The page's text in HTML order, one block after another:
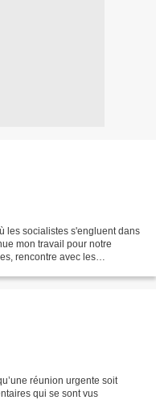
les socialistes s'engluent dans
mon travail pour notre
rencontre avec les
réunion urgente soit
qui se sont vus